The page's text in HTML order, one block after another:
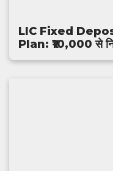
LIC Fixed
Plan: ₹10,000 से